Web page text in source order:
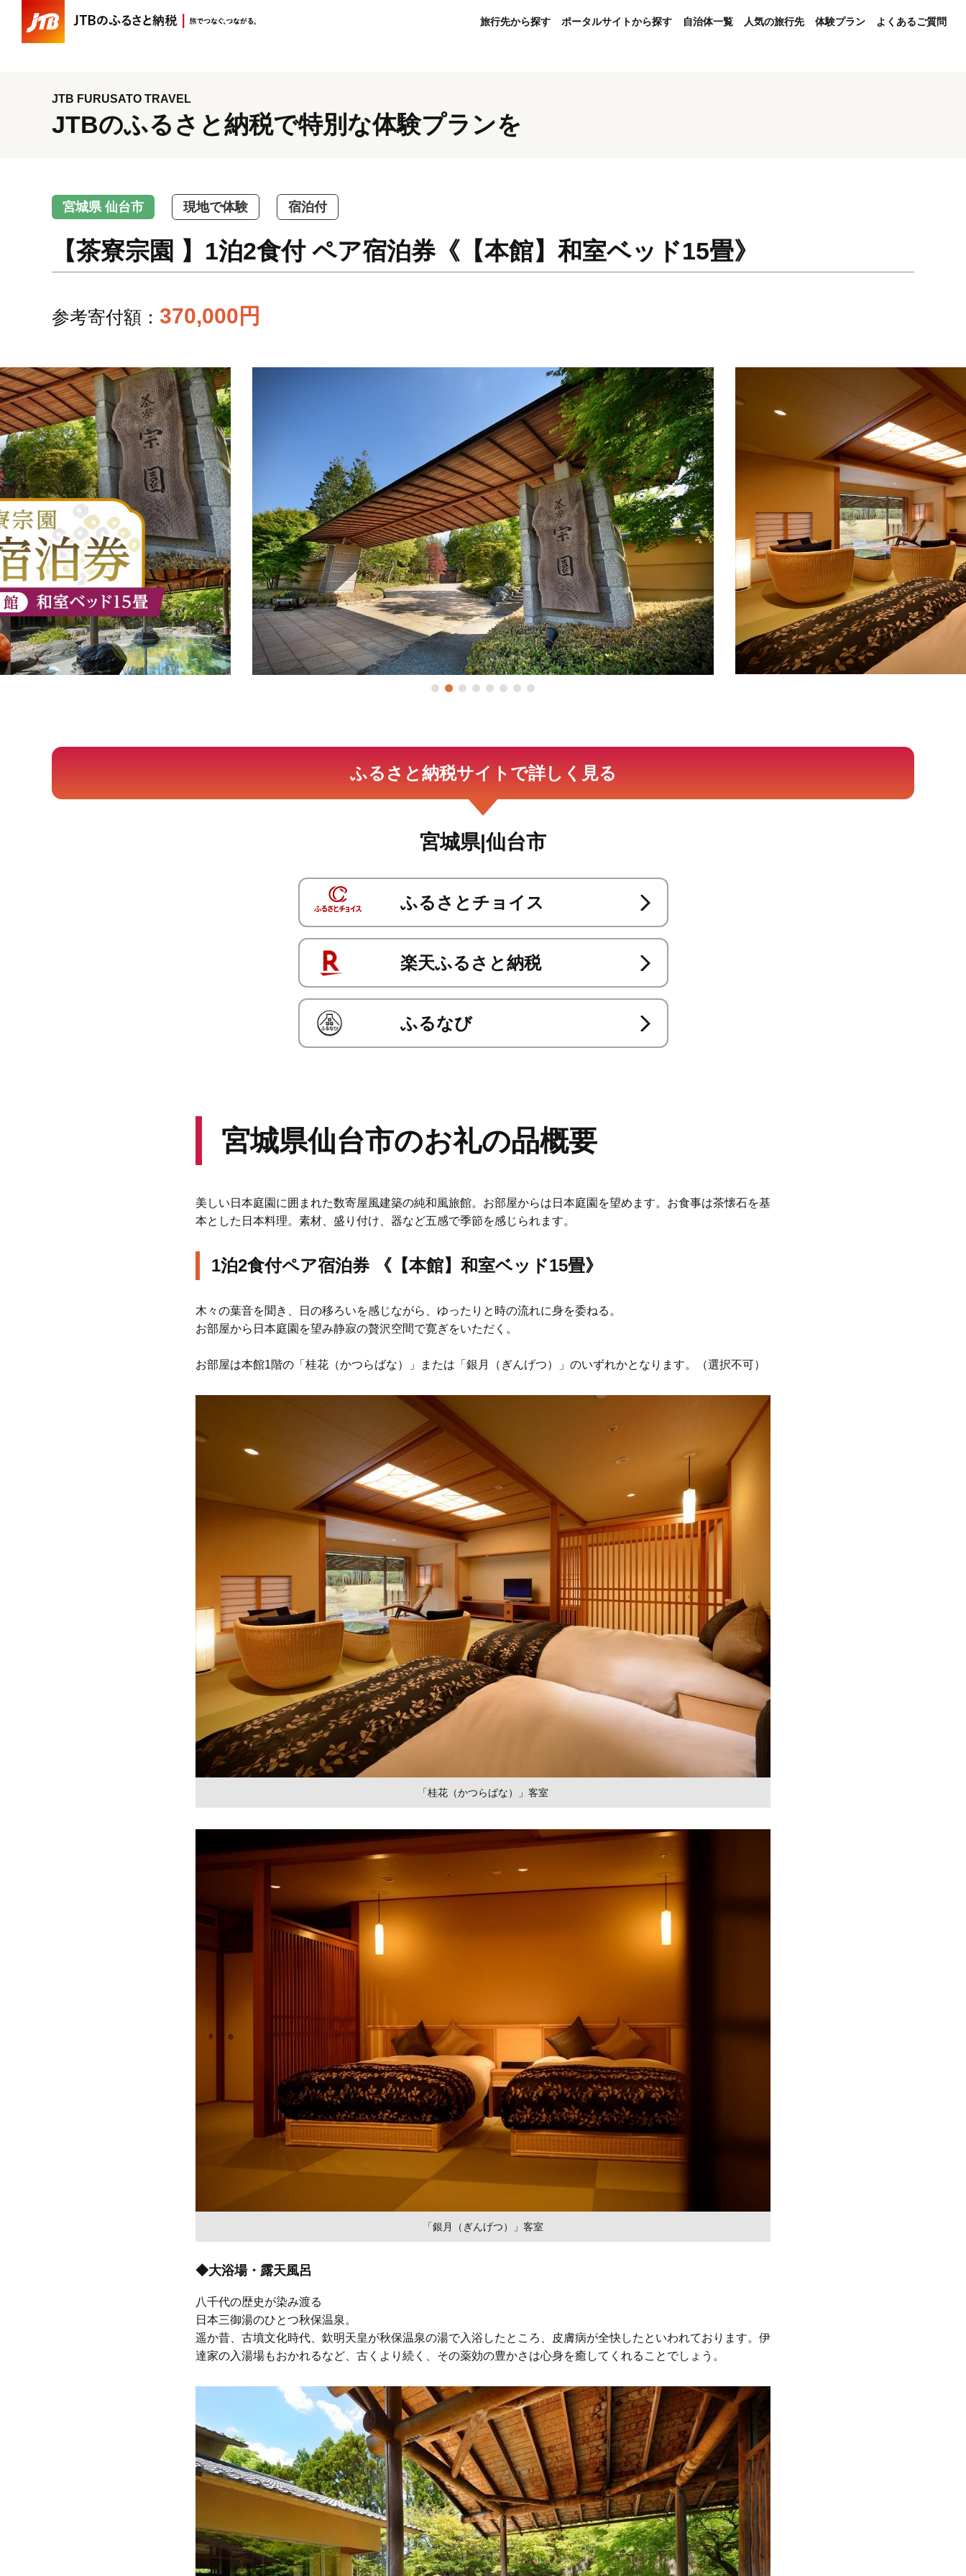
旅行先から探す ポータルサイトから探す 自治体一覧 人気の旅行先 体験プラン よくあるご質問
JTB FURUSATO TRAVEL
JTBのふるさと納税で特別な体験プランを
宮城県 仙台市 現地で体験 宿泊付
【茶寮宗園 】1泊2食付 ペア宿泊券《【本館】和室ベッド15畳》
参考寄付額： 370,000円
ふるさと納税サイトで詳しく見る
宮城県|仙台市
ふるさとチョイス
楽天ふるさと納税
ふるなび
宮城県仙台市のお礼の品概要
美しい日本庭園に囲まれた数寄屋風建築の純和風旅館。お部屋からは日本庭園を望めます。お食事は茶懐石を基
本とした日本料理。素材、盛り付け、器など五感で季節を感じられます。
1泊2食付ペア宿泊券 《【本館】和室ベッド15畳》
木々の葉音を聞き、日の移ろいを感じながら、ゆったりと時の流れに身を委ねる。
お部屋から日本庭園を望み静寂の贅沢空間で寛ぎをいただく。
お部屋は本館1階の「桂花（かつらばな）」または「銀月（ぎんげつ）」のいずれかとなります。（選択不可）
「桂花（かつらばな）」客室
「銀月（ぎんげつ）」客室
◆大浴場・露天風呂
八千代の歴史が染み渡る
日本三御湯のひとつ秋保温泉。
遥か昔、古墳文化時代、欽明天皇が秋保温泉の湯で入浴したところ、皮膚病が全快したといわれております。伊
達家の入湯場もおかれるなど、古くより続く、その薬効の豊かさは心身を癒してくれることでしょう。